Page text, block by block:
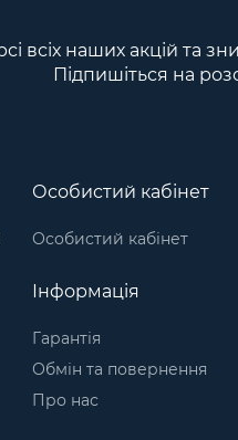
всіх наших акцій та
Підпишіться на
Особистий кабінет
Особистий кабінет
Інформація
Гарантія
Обмін та повернення
Про нас